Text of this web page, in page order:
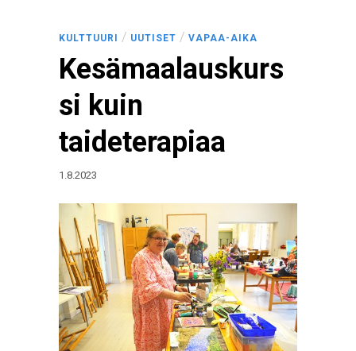
KULTTUURI / UUTISET / VAPAA-AIKA
Kesämaalauskurs
si kuin
taideterapiaa
1.8.2023